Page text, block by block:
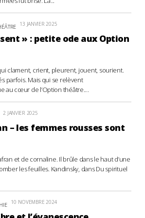
13 JANVIER 2025
» : petite ode aux Option
clament, crient, pleurent, jouent, sourient.
parfois. Mais qui se relèvent
au cœur de l’Option théâtre....
2 JANVIER 2025
– les femmes rousses sont
et de cornaline. Il brûle dans le haut d’une
les feuilles. Kandinsky, dans Du spirituel
10 NOVEMBRE 2024